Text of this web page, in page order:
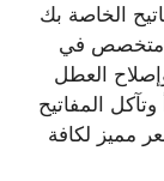
الخاصة بك
متخصص في
العطل
المفاتيح
مميز لكافة